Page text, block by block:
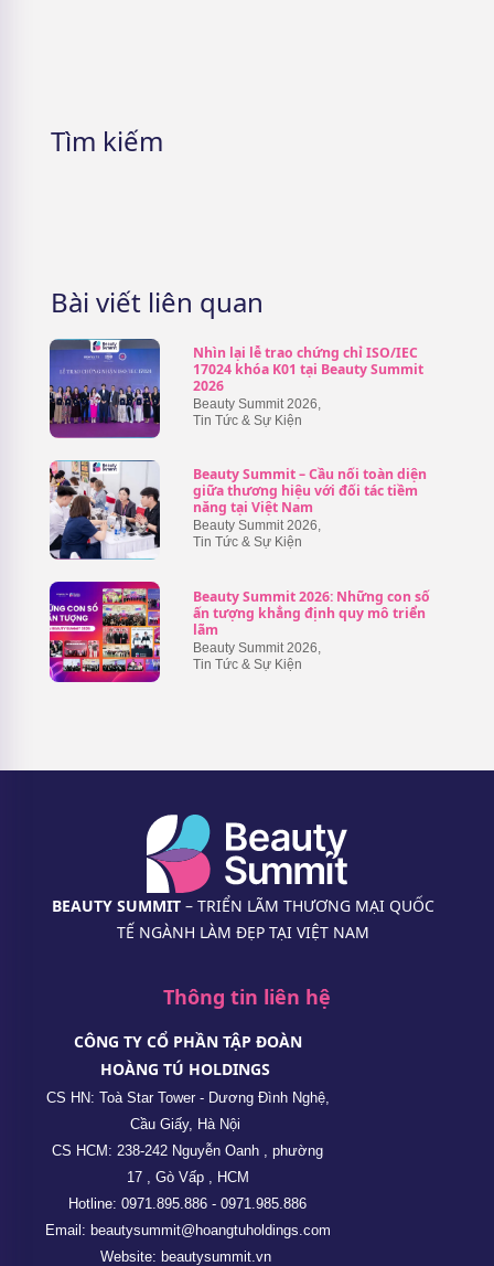
Tìm kiếm
Bài viết liên quan
Nhìn lại lễ trao chứng chỉ ISO/IEC
17024 khóa K01 tại Beauty Summit
2026
Beauty Summit 2026
Tin Tức & Sự Kiện
Beauty Summit – Cầu nối toàn diện
giữa thương hiệu với đối tác tiềm
năng tại Việt Nam
Beauty Summit 2026,
Tin Tức & Sự Kiện
Beauty Summit 2026: Những con số
ấn tượng khẳng định quy mô triển
lãm
Beauty Summit 2026
Tin Tức & Sự Kiện
BEAUTY SUMMIT– TRIỂN LÃM THƯƠNG MẠI QUỐC
TẾ NGÀNH LÀM ĐẸP TẠI VIỆT NAM
Thông tin liên hệ
CÔNG TY CỔ PHẦN TẬP ĐOÀN
HOÀNG TÚ HOLDINGS
CS HN: Toà Star Tower - Dương Đình Nghệ,
Cầu Giấy, Hà Nội
CS HCM: 238-242 Nguyễn Oanh , phường
17 , Gò Vấp , HCM
Hotline: 0971.895.886 - 0971.985.886
Email: beautysummit@hoangtuholdings.com
Website: beautysummit.vn